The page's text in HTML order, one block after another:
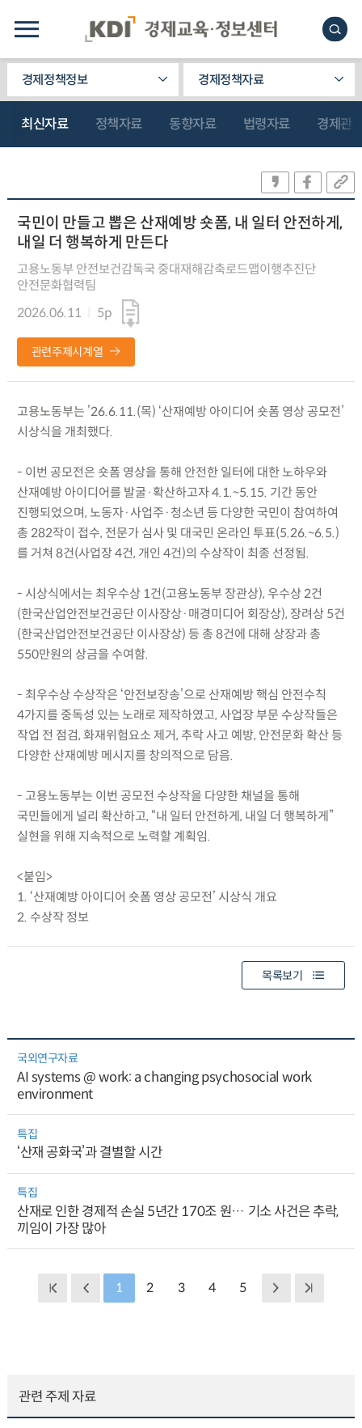
경제정책정보 경제정책자료
최신자료 정책자료 동향자료 법령자료 경제관
국민이 만들고 뽑은 산재예방 숏폼, 내 일터 안전하게,
내일 더 행복하게 만든다
고용노동부 안전보건감독국 중대재해감축로드맵이행추진단
안전문화협력팀
2026.06.11
5p
관련주제시계열
고용노동부는 ’26.6.11.(목) ‘산재예방 아이디어 숏폼 영상 공모전’
시상식을 개최했다.
- 이번 공모전은 숏폼 영상을 통해 안전한 일터에 대한 노하우와
산재예방 아이디어를 발굴·확산하고자 4.1.~5.15. 기간 동안
진행되었으며, 노동자·사업주·청소년 등 다양한 국민이 참여하여
총 282작이 접수, 전문가 심사 및 대국민 온라인 투표(5.26.~6.5.)
를 거쳐 8건(사업장 4건, 개인 4건)의 수상작이 최종 선정됨.
- 시상식에서는 최우수상 1건(고용노동부 장관상), 우수상 2건
(한국산업안전보건공단 이사장상·매경미디어 회장상), 장려상 5건
(한국산업안전보건공단 이사장상) 등 총 8건에 대해 상장과 총
550만원의 상금을 수여함.
- 최우수상 수상작은 ‘안전보장송’으로 산재예방 핵심 안전수칙
4가지를 중독성 있는 노래로 제작하였고, 사업장 부문 수상작들은
작업 전 점검, 화재위험요소 제거, 추락 사고 예방, 안전문화 확산 등
다양한 산재예방 메시지를 창의적으로 담음.
- 고용노동부는 이번 공모전 수상작을 다양한 채널을 통해
국민들에게 널리 확산하고, “내 일터 안전하게, 내일 더 행복하게”
실현을 위해 지속적으로 노력할 계획임.
<붙임>
1. ‘산재예방 아이디어 숏폼 영상 공모전’ 시상식 개요
2. 수상작 정보
목록보기
국외연구자료
AI systems @ work: a changing psychosocial work
environment
특집
‘산재 공화국’과 결별할 시간
특집
산재로 인한 경제적 손실 5년간 170조 원… 기소 사건은 추락,
끼임이 가장 많아
1 2 3 4 5
관련 주제 자료